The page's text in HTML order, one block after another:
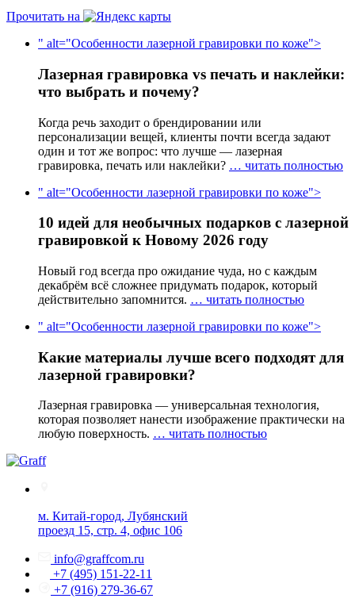
Прочитать на
" alt="Особенности лазерной гравировки по коже">
Лазерная гравировка vs печать и наклейки:
что выбрать и почему?
Когда речь заходит о брендировании или
персонализации вещей, клиенты почти всегда задают
один и тот же вопрос: что лучше — лазерная
гравировка, печать или наклейки? … читать полностью
" alt="Особенности лазерной гравировки по коже">
10 идей для необычных подарков с лазерной
гравировкой к Новому 2026 году
Новый год всегда про ожидание чуда, но с каждым
декабрём всё сложнее придумать подарок, который
действительно запомнится. … читать полностью
" alt="Особенности лазерной гравировки по коже">
Какие материалы лучше всего подходят для
лазерной гравировки?
Лазерная гравировка — универсальная технология,
которая позволяет нанести изображение практически на
любую поверхность. … читать полностью
м. Китай-город, Лубянский
проезд 15, стр. 4, офис 106
info@graffcom.ru
+7 (495) 151-22-11
+7 (916) 279-36-67